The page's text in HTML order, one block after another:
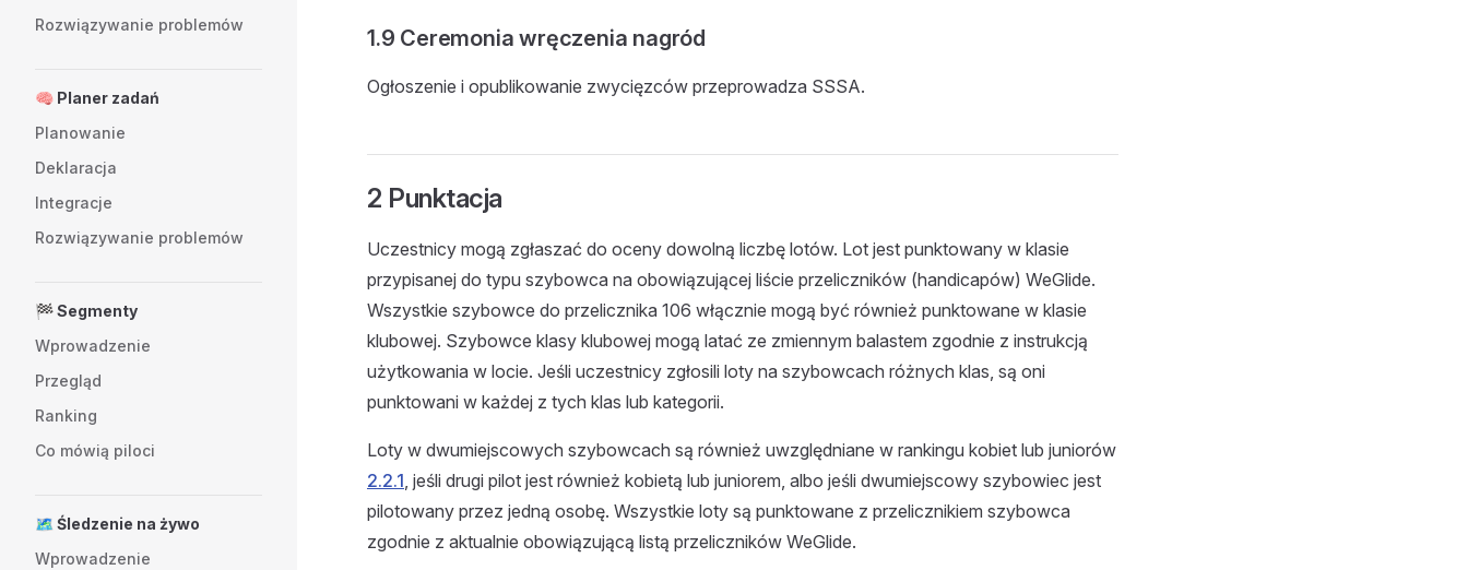
Rozwiązywanie problemów
🧠 Planer zadań
Planowanie
Deklaracja
Integracje
Rozwiązywanie problemów
🏁 Segmenty
Wprowadzenie
Przegląd
Ranking
Co mówią piloci
🗺️ Śledzenie na żywo
Wprowadzenie
1.9 Ceremonia wręczenia nagród
Ogłoszenie i opublikowanie zwycięzców przeprowadza SSSA.
2 Punktacja
Uczestnicy mogą zgłaszać do oceny dowolną liczbę lotów. Lot jest punktowany w klasie
przypisanej do typu szybowca na obowiązującej liście przeliczników (handicapów) WeGlide.
Wszystkie szybowce do przelicznika 106 włącznie mogą być również punktowane w klasie
klubowej. Szybowce klasy klubowej mogą latać ze zmiennym balastem zgodnie z instrukcją
użytkowania w locie. Jeśli uczestnicy zgłosili loty na szybowcach różnych klas, są oni
punktowani w każdej z tych klas lub kategorii.
Loty w dwumiejscowych szybowcach są również uwzględniane w rankingu kobiet lub juniorów
2.2.1 , jeśli drugi pilot jest również kobietą lub juniorem, albo jeśli dwumiejscowy szybowiec jest
pilotowany przez jedną osobę. Wszystkie loty są punktowane z przelicznikiem szybowca
zgodnie z aktualnie obowiązującą listą przeliczników WeGlide.